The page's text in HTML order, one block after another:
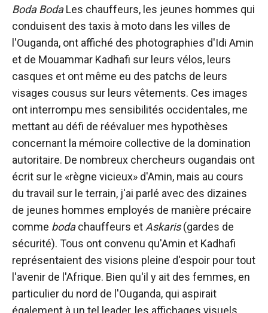
Boda BodaLes chauffeurs, les jeunes hommes qui
conduisent des taxis à moto dans les villes de
l'Ouganda, ont affiché des photographies d'Idi Amin
et de Mouammar Kadhafi sur leurs vélos, leurs
casques et ont même eu des patchs de leurs
visages cousus sur leurs vêtements. Ces images
ont interrompu mes sensibilités occidentales, me
mettant au défi de réévaluer mes hypothèses
concernant la mémoire collective de la domination
autoritaire. De nombreux chercheurs ougandais ont
écrit sur le «règne vicieux» d'Amin, mais au cours
du travail sur le terrain, j'ai parlé avec des dizaines
de jeunes hommes employés de manière précaire
comme bodachauffeurs et Askaris(gardes de
sécurité). Tous ont convenu qu'Amin et Kadhafi
représentaient des visions pleine d'espoir pour tout
l'avenir de l'Afrique. Bien qu'il y ait des femmes, en
particulier du nord de l'Ouganda, qui aspirait
également à un tel leader, les affichages visuels